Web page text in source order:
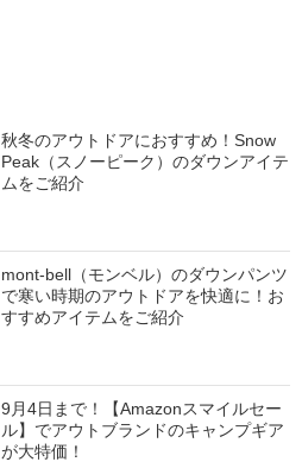
秋冬のアウトドアにおすすめ！Snow
Peak（スノーピーク）のダウンアイテ
ムをご紹介
mont-bell（モンベル）のダウンパンツ
で寒い時期のアウトドアを快適に！お
すすめアイテムをご紹介
9月4日まで！【Amazonスマイルセー
ル】でアウトブランドのキャンプギア
が大特価！